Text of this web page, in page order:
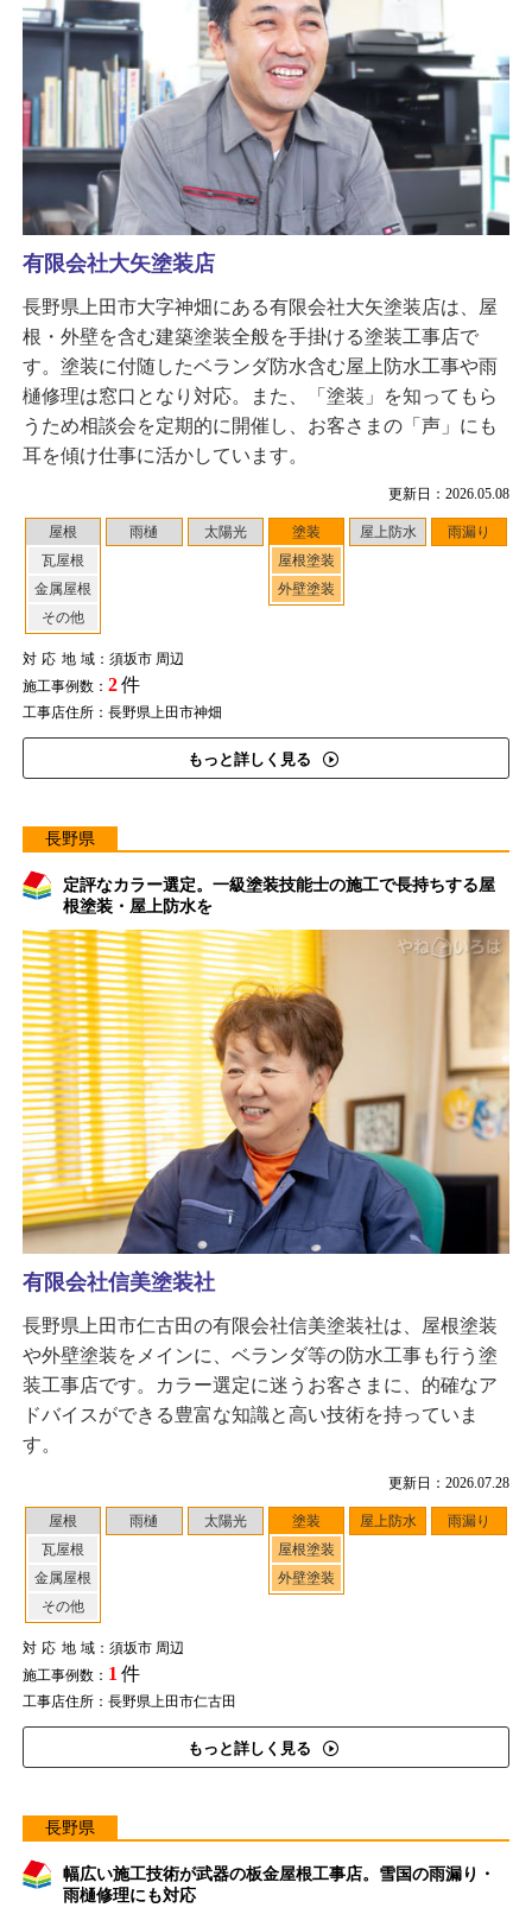
更新日：2026.05.08
屋根
瓦屋根
金属屋根
その他
雨樋 太陽光
塗装
屋根塗装
外壁塗装
屋上防水 雨漏り
対応地域：須坂市 周辺
施工事例数： 2件
工事店住所：長野県上田市神畑
もっと詳しく見る
有限会社大矢塗装店
長野県上田市大字神畑にある有限会社大矢塗装店は、屋
根・外壁を含む建築塗装全般を手掛ける塗装工事店で
す。塗装に付随したベランダ防水含む屋上防水工事や雨
樋修理は窓口となり対応。また、「塗装」を知ってもら
うため相談会を定期的に開催し、お客さまの「声」にも
耳を傾け仕事に活かしています。
長野県
定評なカラー選定。一級塗装技能士の施工で長持ちする屋
根塗装・屋上防水を
更新日：2026.07.28
屋根
瓦屋根
金属屋根
その他
雨樋 太陽光
塗装
屋根塗装
外壁塗装
屋上防水 雨漏り
対応地域：須坂市 周辺
施工事例数： 1 件
工事店住所：長野県上田市仁古田
もっと詳しく見る
有限会社信美塗装社
長野県上田市仁古田の有限会社信美塗装社は、屋根塗装
や外壁塗装をメインに、ベランダ等の防水工事も行う塗
装工事店です。カラー選定に迷うお客さまに、的確なア
ドバイスができる豊富な知識と高い技術を持っていま
す。
長野県
幅広い施工技術が武器の板金屋根工事店。雪国の雨漏り・
雨樋修理にも対応